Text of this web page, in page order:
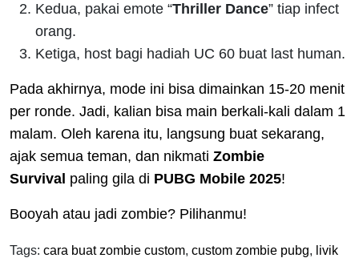
Kedua, pakai emote “Thriller Dance” tiap infect
orang.
Ketiga, host bagi hadiah UC 60 buat last human.
Pada akhirnya, mode ini bisa dimainkan 15-20 menit
per ronde. Jadi, kalian bisa main berkali-kali dalam 1
malam. Oleh karena itu, langsung buat sekarang,
ajak semua teman, dan nikmati Zombie
Survival paling gila di PUBG Mobile 2025!
Booyah atau jadi zombie? Pilihanmu!
Tags: cara buat zombie custom, custom zombie pubg, livik